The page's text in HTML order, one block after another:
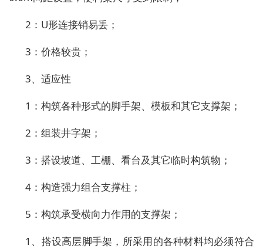
2：U形连接销易丢；
3：价格较贵；
3、适应性
1：构筑各种形式的脚手架、模板和其它支撑架；
2：组装井字架；
3：搭设坡道、工棚、看台及其它临时构筑物；
4：构造强力组合支撑柱；
5：构筑承受横向力作用的支撑架；
1、搭设高层脚手架，所采用的各种材料均必须符合